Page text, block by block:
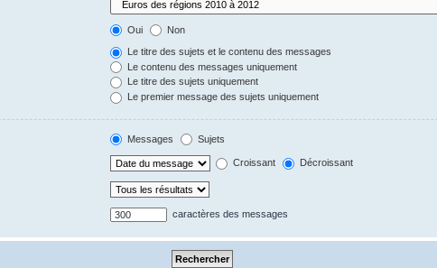
Oui Non
Le titre des sujets et le contenu des messages
Le contenu des messages uniquement
Le titre des sujets uniquement
Le premier message des sujets uniquement
Messages Sujets
Croissant Décroissant
caractères des messages